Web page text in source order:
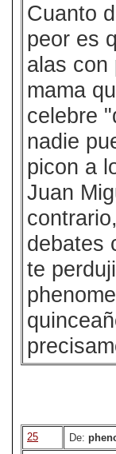
Cuanto
peor es
alas con
mama
celebre
nadie
picon a
Juan
debates
te
25 De: